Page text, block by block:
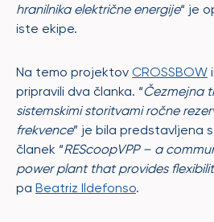
hranilnika električne energije“ je
iste ekipe.
Na temo projektov CROSSBOW
pripravili dva članka. “Čezmejna
sistemskimi storitvami ročne
frekvence” je bila predstavljena
članek “REScoopVPP – a
power plant that provides
pa Beatriz Ildefonso.